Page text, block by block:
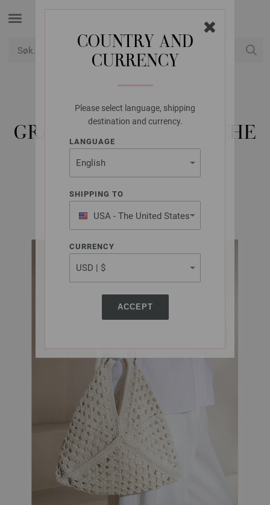
COUNTRY AND
CURRENCY
Please select language, shipping
destination and currency.
LANGUAGE
SHIPPING TO
USA - The United States
of America
CURRENCY
ACCEPT
LANA GROSSA
GRANNYSQUARE BAG THE
CORE
Bags No. 2 | Modell 14